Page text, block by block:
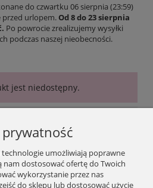
do czwartku 06 sierpnia (23:59)
przed urlopem. Od 8 do 23 sierpnia
Po powrocie zrealizujemy wysyłki
podczas naszej nieobecności.
jest niedostępny.
chcesz otrzymywać
i promocjach.umożliwiają poprawne
nam dostosować ofertę do Twoich
wykorzystanie przez nas
do sklepu lub dostosować użycie